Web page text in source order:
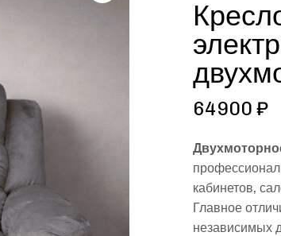
64900 ₽
кабинетов,
Главное
независимых